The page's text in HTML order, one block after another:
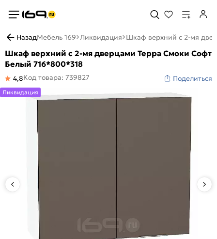
НазадМебель 169 Ликвидация Шкаф верхний с 2-мя
Шкаф верхний с 2-мя дверцами Терра Смоки Софт
Белый 716*800*318
4,8Код товара: 739827 Поделиться
Ликвидация